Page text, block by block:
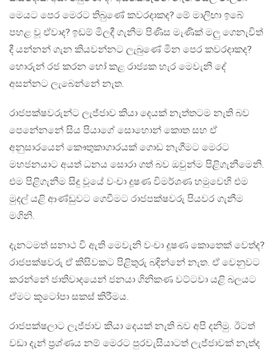
මෙයට පෙර මෙරට තිබුණේ කවරදාකද? මේ මාලිඟා ඉබේ
පහළ වූ ඒවාද? ඉඩම් මිලදී ගැනීම පිණිස මැණික් මලු ගෙනැවිත්
දී යන්නන් ගැන කියවන්නට ලැබුණේ මින පෙර කවරදාකද?
හොරුන් රජ කරන හෝ කළ රාජ්‍යක හැර මෙවැනි දේ
අසන්නට ලැබෙන්නේ නැත.
රාජපක්ෂවරුන්ට ලැජ්ජාව කියා දෙයක් නැත්තටම නැති බව
පෙනේනනේ සිය පියාගේ සොහොන් කොත සහ ඒ
අනුසාරයෙන් කෞතුකාගාරයක් ගොඩ නැගීමට මෙරට
මහජනයාට අයත් ධනය සොරා ගත් බව ඔවුන්ම පිළිගැනීමෙනි.
එම පිළිගැනීම සිදු වූයේ වංචා දූෂණ විමර්ශණ හමුවෙහි එම
මුදල් යළි ආණ්ඩුවට ගෙවීමට රාජපක්ෂවරු පියවර ගැනීම
මගිනි.
දැනටමත් සනාථ වි ඇති මෙවැනි වංචා දූෂණ කොතෙක් වෙත්ද?
රාජපක්ෂවරු ඒ කිසිවකට පිළිතුරු බඳින්නේ නැත. ඒ වෙනුවට
කරන්නේ ජාතිවාදයෙන් ජනයා ගිනිකණ වට්ටවා යළි බලයට
ඒමට කූටෝපා සකස් කිරීමය.
රාජපක්ෂලාට ලැජ්ජාව කියා දෙයක් නැති බව අපි දනිමු. ඊටත්
වඩා දැන් ප්‍රශ්ණය නම් මෙරට පුරවැසියාටත් ලැජ්ජාවක් නැත්ද